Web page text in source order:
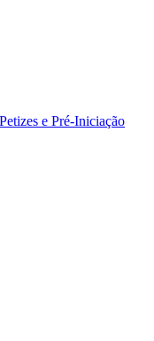
e Pré-Iniciação